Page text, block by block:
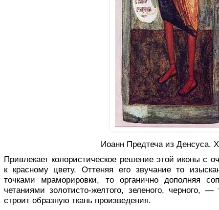
Иоанн Предтеча из Денсуса.
Привлекает колористическое решение этой иконы с
к красному цвету. Оттеняя его звуча­ние то
точками мраморировки, то органично дополняя
четаниями золотисто-желтого, зеленого, черного,
строит образную ткань произведения.